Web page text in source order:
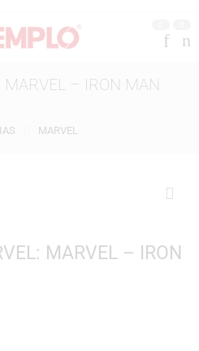
MARVEL – IRON MAN
MARVEL
MARVEL – IRON